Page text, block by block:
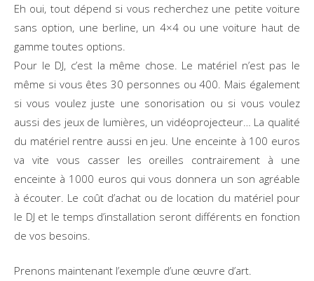
Eh oui, tout dépend si vous recherchez une petite voiture
sans option, une berline, un 4×4 ou une voiture haut de
gamme toutes options.
Pour le DJ, c’est la même chose. Le matériel n’est pas le
même si vous êtes 30 personnes ou 400. Mais également
si vous voulez juste une sonorisation ou si vous voulez
aussi des jeux de lumières, un vidéoprojecteur… La qualité
du matériel rentre aussi en jeu. Une enceinte à 100 euros
va vite vous casser les oreilles contrairement à une
enceinte à 1000 euros qui vous donnera un son agréable
à écouter. Le coût d’achat ou de location du matériel pour
le DJ et le temps d’installation seront différents en fonction
de vos besoins.
Prenons maintenant l’exemple d’une œuvre d’art.